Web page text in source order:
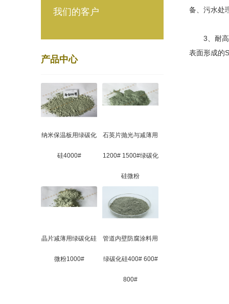
我们的客户
产品中心
纳米保温板用绿碳化
硅4000#
石英片抛光与减薄用
1200# 1500#绿碳化
硅微粉
晶片减薄用绿碳化硅
微粉1000#
管道内壁防腐涂料用
绿碳化硅400# 600#
800#
备、污水处
3、耐高温
表面形成的